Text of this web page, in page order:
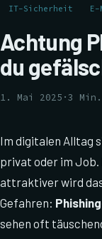
IT-Sicherheit
Achtung
du
1. Mai 2025 ·3
Im digitalen Alltag
privat oder im Job.
attraktiver wird
Gefahren:
sehen oft